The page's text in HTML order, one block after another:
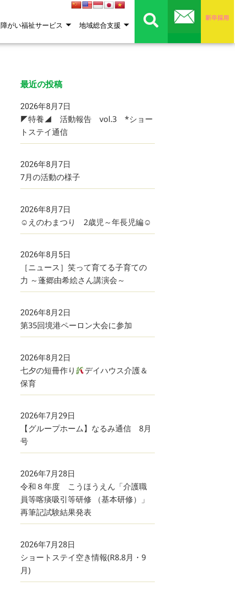
障がい福祉サービス 地域総合支援
最近の投稿
2026年8月7日
◤特養◢ 活動報告 vol.3 *ショー
トステイ通信
2026年8月7日
7月の活動の様子
2026年8月7日
☺えのわまつり 2歳児～年長児編☺
2026年8月5日
［ニュース］笑って育てる子育ての
力 ～蓬郷由希絵さん講演会～
2026年8月2日
第35回境港ペーロン大会に参加
2026年8月2日
七夕の短冊作り
デイハウス介護＆
保育
2026年7月29日
【グループホーム】なるみ通信 8月
号
2026年7月28日
令和８年度 こうほうえん「介護職
員等喀痰吸引等研修 （基本研修）」
再筆記試験結果発表
2026年7月28日
ショートステイ空き情報(R8.8月・9
月)